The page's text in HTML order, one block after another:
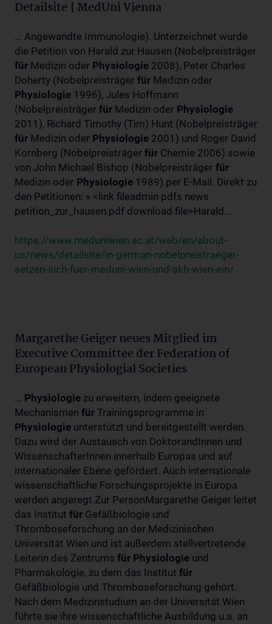
Detailsite | MedUni Vienna
... Angewandte Immunologie). Unterzeichnet wurde
die Petition von Harald zur Hausen (Nobelpreisträger
für Medizin oder Physiologie 2008), Peter Charles
Doherty (Nobelpreisträger für Medizin oder
Physiologie 1996), Jules Hoffmann
(Nobelpreisträger für Medizin oder Physiologie
2011), Richard Timothy (Tim) Hunt (Nobelpreisträger
für Medizin oder Physiologie 2001) und Roger David
Kornberg (Nobelpreisträger für Chemie 2006) sowie
von John Michael Bishop (Nobelpreisträger für
Medizin oder Physiologie 1989) per E-Mail. Direkt zu
den Petitionen: » <link fileadmin pdfs news
petition_zur_hausen.pdf download file>Harald...
https://www.meduniwien.ac.at/web/en/about-
us/news/detailsite/in-german-nobelpreistraeger-
setzen-sich-fuer-meduni-wien-und-akh-wien-ein/
Margarethe Geiger neues Mitglied im
Executive Committee der Federation of
European Physiologial Societies
... Physiologie zu erweitern, indem geeignete
Mechanismen für Trainingsprogramme in
Physiologie unterstützt und bereitgestellt werden.
Dazu wird der Austausch von DoktorandInnen und
WissenschafterInnen innerhalb Europas und auf
internationaler Ebene gefördert. Auch internationale
wissenschaftliche Forschungsprojekte in Europa
werden angeregt.Zur PersonMargarethe Geiger leitet
das Institut für Gefäßbiologie und
Thromboseforschung an der Medizinischen
Universität Wien und ist außerdem stellvertretende
Leiterin des Zentrums für Physiologie und
Pharmakologie, zu dem das Institut für
Gefäßbiologie und Thromboseforschung gehört.
Nach dem Medizinstudium an der Universität Wien
führte sie ihre wissenschaftliche Ausbildung u.a. an